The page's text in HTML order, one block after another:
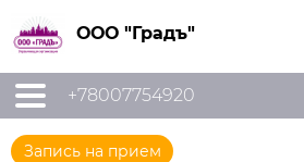
ООО "Градъ"
+78007754920
Запись на прием